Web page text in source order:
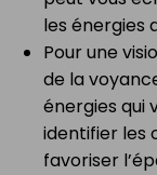
les énergies
Pour une
de la
énergies qui
identifier les
favoriser